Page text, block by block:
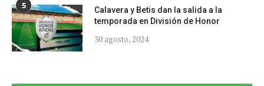
5
Calavera y Betis dan la salida a la
temporada en División de Honor
30 agosto, 2024